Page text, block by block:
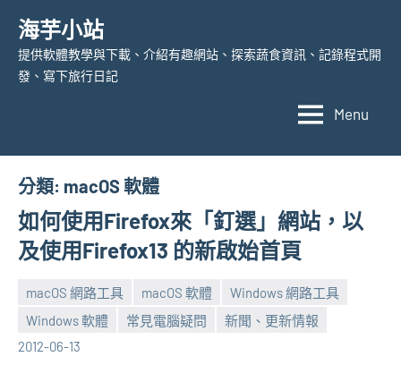
content
海芋小站
提供軟體教學與下載、介紹有趣網站、探索蔬食資訊、記錄程式開
發、寫下旅行日記
Menu
分類: macOS 軟體
如何使用Firefox來「釘選」網站，以
及使用Firefox13 的新啟始首頁
macOS 網路工具 macOS 軟體
Windows 網路工具
Windows 軟體
常見電腦疑問
新聞、更新情報
2012-06-13
張
海
No
comments